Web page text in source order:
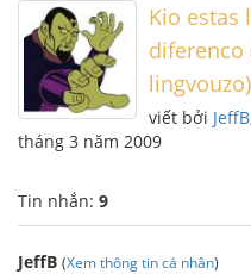
Kio estas
diferenco
viết bởi JeffB
tháng 3 năm 2009
Tin nhắn: 9
JeffB (Xem thông tin cá nhân)